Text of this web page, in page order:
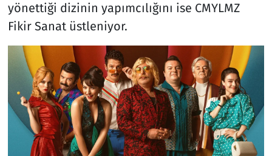
yönettiği dizinin yapımcılığını ise CMYLMZ
Fikir Sanat üstleniyor.